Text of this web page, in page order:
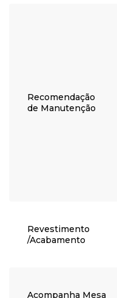
Recomendação
de Manutenção
Revestimento
/Acabamento
Acompanha Mesa